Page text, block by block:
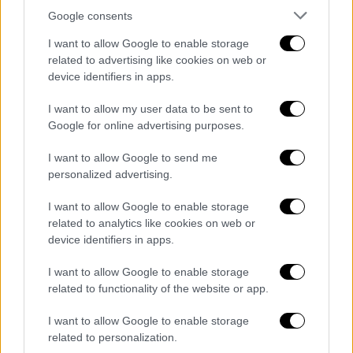
Google consents
I want to allow Google to enable storage
related to advertising like cookies on web or
device identifiers in apps.
I want to allow my user data to be sent to
Google for online advertising purposes.
I want to allow Google to send me
personalized advertising.
I want to allow Google to enable storage
related to analytics like cookies on web or
device identifiers in apps.
I want to allow Google to enable storage
related to functionality of the website or app.
I want to allow Google to enable storage
related to personalization.
Κλείνοντας, οΝίκος Γεωργιάδης
τη νέα συνεργασία του με τη
Φαίη Σκορδά
στον ΣΚΑΪ, ενώ αποκάλυψε ότι δεν έχουν
Ουγγαρέζο.